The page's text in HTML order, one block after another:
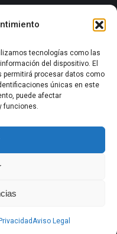
tecnologías como las
del dispositivo. El
procesar datos como
únicas en este
puede afectar
funciones.
Aviso Legal
mantente informado de
grupo, ofertas, sorteos ...